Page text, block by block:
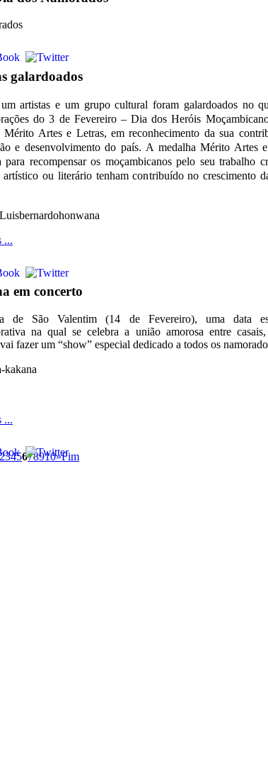
galardoados
artistas e um grupo cultural foram galardoados no
do 3 de Fevereiro – Dia dos Heróis
Mérito Artes e Letras, em reconhecimento da sua
e desenvolvimento do país. A medalha Mérito Artes
para recompensar os moçambicanos pelo seu trabalho
ou literário tenham contribuído no crescimento
...
em concerto
de São Valentim (14 de Fevereiro), uma data
na qual se celebra a união amorosa entre
fazer um “show” especial dedicado a todos os
...
2345678910»Fim